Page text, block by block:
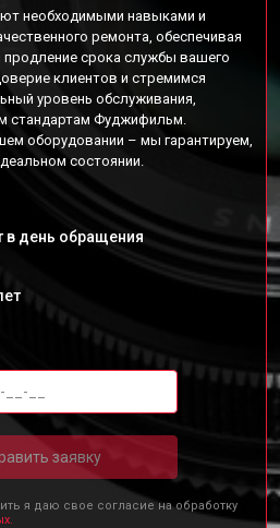
необходимыми навыками и
ремонта, обеспечивая
продление срока службы вашего
клиентов и стремимся
уровень обслуживания,
стандартам Фуджифильм.
оборудовании – мы гарантируем,
состоянии.
в день обращения
заявку
я даю свое согласие на обработку